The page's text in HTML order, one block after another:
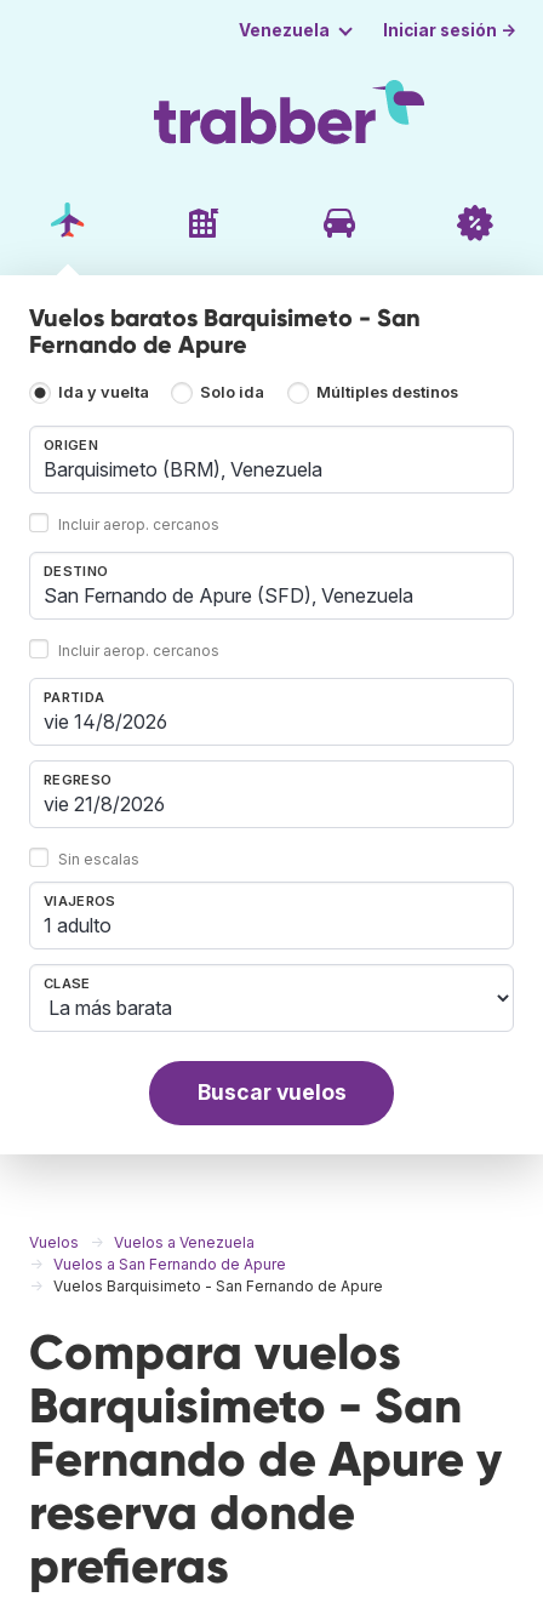
Venezuela Iniciar sesión →
Vuelos baratos Barquisimeto - San
Fernando de Apure
Ida y vuelta Solo ida Múltiples destinos
ORIGEN
Incluir aerop. cercanos
DESTINO
Incluir aerop. cercanos
PARTIDA
REGRESO
Sin escalas
VIAJEROS
1 adulto
CLASE
Buscar vuelos
Vuelos
Vuelos a Venezuela
Vuelos a San Fernando de Apure
Vuelos Barquisimeto - San Fernando de Apure
Compara vuelos
Barquisimeto - San
Fernando de Apure y
reserva donde
prefieras